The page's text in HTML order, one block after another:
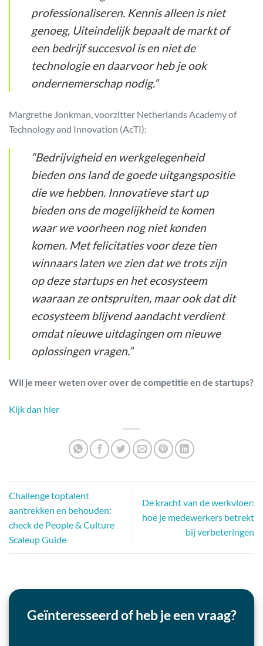
professionaliseren. Kennis alleen is niet
genoeg, Uiteindelijk bepaalt de markt of
een bedrijf succesvol is en niet de
technologie en daarvoor heb je ook
ondernemerschap nodig.”
Margrethe Jonkman, voorzitter Netherlands Academy of
Technology and Innovation (AcTI):
“Bedrijvigheid en werkgelegenheid
bieden ons land de goede uitgangspositie
die we hebben. Innovatieve start up
bieden ons de mogelijkheid te komen
waar we voorheen nog niet konden
komen. Met felicitaties voor deze tien
winnaars laten we zien dat we trots zijn
op deze startups en het ecosysteem
waaraan ze ontspruiten, maar ook dat dit
ecosysteem blijvend aandacht verdient
omdat nieuwe uitdagingen om nieuwe
oplossingen vragen.”
Wil je meer weten over over de competitie en de startups?
Kijk dan hier
Challenge toptalent
aantrekken en behouden:
check de People & Culture
Scaleup Guide
De kracht van de werkvloer:
hoe je medewerkers betrekt
bij verbeteringen
Geïnteresseerd of heb je een vraag?